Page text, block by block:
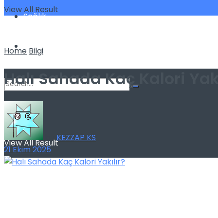
Sağlık
Spor
No Result
View All Result
View All Result
Home Bilgi
Halı Sahada Kaç Kalori
byKEZZAP KS
21 Ekim 2025